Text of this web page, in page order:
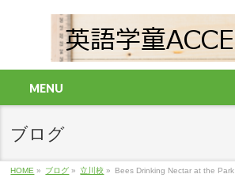
MENU
ブログ
HOME » ブログ » 立川校 » Bees Drinking Nectar at the Park